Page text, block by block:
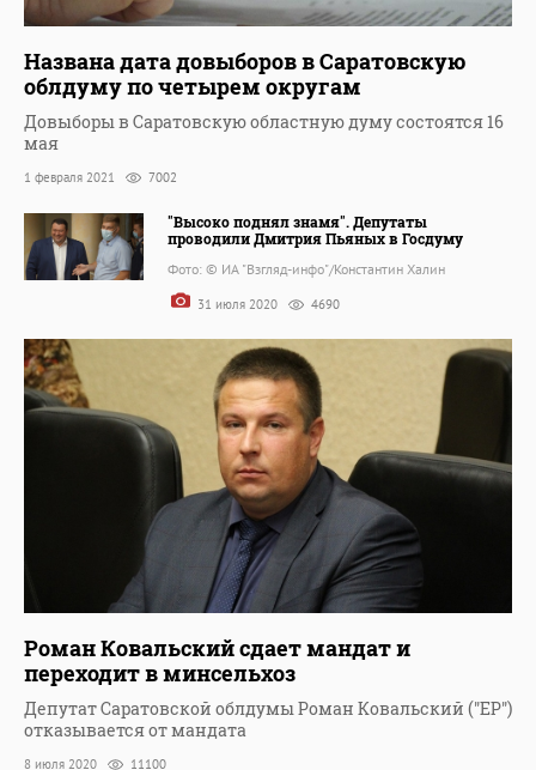
Названа дата довыборов в Саратовскую
облдуму по четырем округам
Довыборы в Саратовскую областную думу состоятся 16
мая
1 февраля 2021 7002
"Высоко поднял знамя". Депутаты
проводили Дмитрия Пьяных в Госдуму
Фото: © ИА "Взгляд-инфо"/Константин Халин
31 июля 2020 4690
Роман Ковальский сдает мандат и
переходит в минсельхоз
Депутат Саратовской облдумы Роман Ковальский ("ЕР")
отказывается от мандата
8 июля 2020 11100